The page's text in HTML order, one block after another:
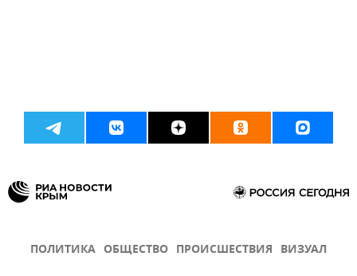
ПОЛИТИКА ОБЩЕСТВО ПРОИСШЕСТВИЯ ВИЗУАЛ